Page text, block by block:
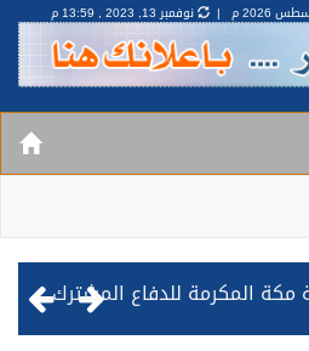
نوفمبر 13, 2023 , 13:59 م
قيادة القوات المشتركة للتحالف: نفذنا عملية رد عسكري متناسبة لأهداف عسكرية مشروعة تابعة للمليشيا الحوثية الإرهابية في محافظة الحديدة